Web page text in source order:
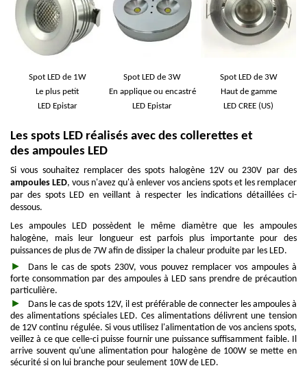
Spot LED de 1W
Le plus petit
LED Epistar
Spot LED de 3W
En applique ou encastré
LED Epistar
Spot LED de 3W
Haut de gamme
LED CREE (US)
Les spots LED réalisés avec des collerettes et
des ampoules LED
Si vous souhaitez remplacer des spots halogène 12V ou 230V par des
ampoules LED, vous n'avez qu'à enlever vos anciens spots et les remplacer
par des spots LED en veillant à respecter les indications détaillées ci-
dessous.
Les ampoules LED possèdent le même diamètre que les ampoules
halogène, mais leur longueur est parfois plus importante pour des
puissances de plus de 7W afin de dissiper la chaleur produite par les LED.
Dans le cas de spots 230V, vous pouvez remplacer vos ampoules à
forte consommation par des ampoules à LED sans prendre de précaution
particulière.
Dans le cas de spots 12V, il est préférable de connecter les ampoules à
des alimentations spéciales LED. Ces alimentations délivrent une tension
de 12V continu régulée. Si vous utilisez l'alimentation de vos anciens spots,
veillez à ce que celle-ci puisse fournir une puissance suffisamment faible. Il
arrive souvent qu'une alimentation pour halogène de 100W se mette en
sécurité si on lui branche pour seulement 10W de LED.